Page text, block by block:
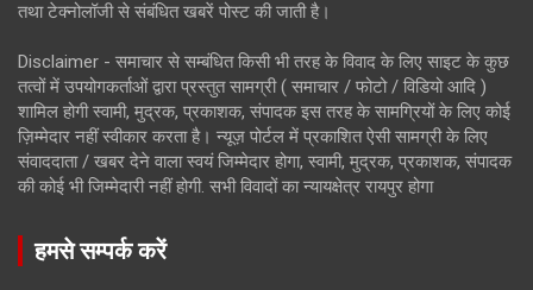
तथा टेक्नोलॉजी से संबंधित खबरें पोस्ट की जाती है।
Disclaimer - समाचार से सम्बंधित किसी भी तरह के विवाद के लिए साइट के कुछ
तत्वों में उपयोगकर्ताओं द्वारा प्रस्तुत सामग्री ( समाचार / फोटो / विडियो आदि )
शामिल होगी स्वामी, मुद्रक, प्रकाशक, संपादक इस तरह के सामग्रियों के लिए कोई
ज़िम्मेदार नहीं स्वीकार करता है। न्यूज़ पोर्टल में प्रकाशित ऐसी सामग्री के लिए
संवाददाता / खबर देने वाला स्वयं जिम्मेदार होगा, स्वामी, मुद्रक, प्रकाशक, संपादक
की कोई भी जिम्मेदारी नहीं होगी. सभी विवादों का न्यायक्षेत्र रायपुर होगा
हमसे सम्पर्क करें